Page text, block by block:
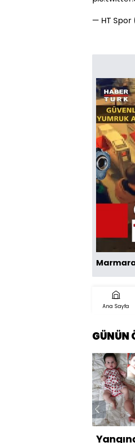
— HT Spor
Ana Sayfa
GÜNÜN